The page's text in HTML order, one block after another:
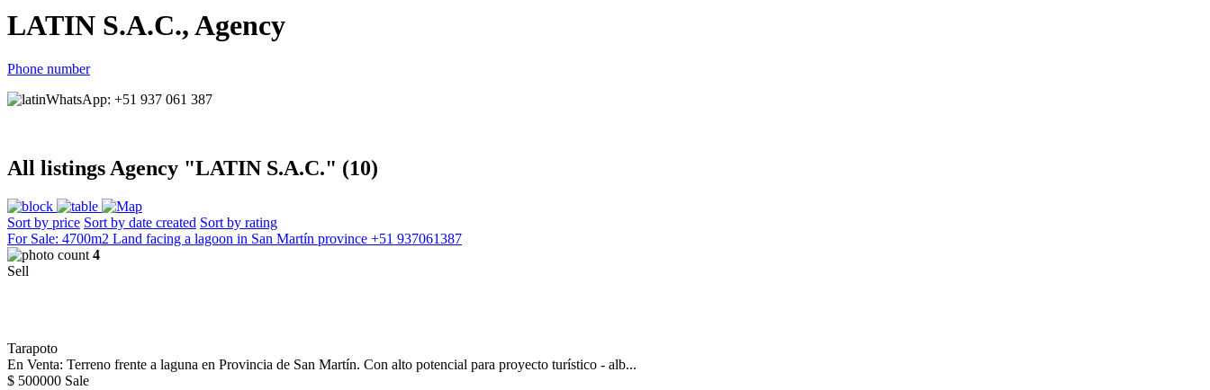
LATIN S.A.C., Agency
Phone number
WhatsApp: +51 937 061 387
All listings Agency "LATIN S.A.C." (10)
Sort by price Sort by date created Sort by rating
For Sale: 4700m2 Land facing a lagoon in San Martín province +51 937061387
4
Sell
Tarapoto
En Venta: Terreno frente a laguna en Provincia de San Martín. Con alto potencial para proyecto turístico - alb...
$ 500000 Sale